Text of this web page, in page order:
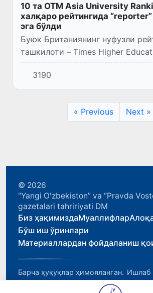
10 та ОТМ Asia University
халқаро рейтингида
эга бўлди
Буюк Британиянинг нуфузли
ташкилоти – Times Higher
University Rankings – 2022 (Осиё
университетлар рейтинги –
натижаларини эълон қилди.
3190
« Previous Next »
© 2026
“Yangi Oʻzbekiston” va “Pravda
gazetalari tahririyati DM
Биз ҳақимиздаМуаллифлар
Бўш иш ўринлари
Материаллардан фойдаланиш
Барча ҳуқуқлар ҳимояланган. Ишлаб